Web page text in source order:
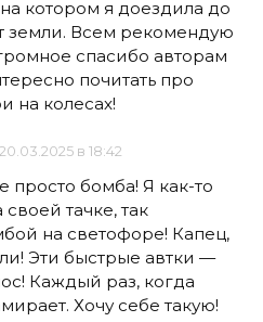
котором я доездила до
земли. Всем рекомендую
спасибо авторам
почитать про
на колесах!
20.03.2025 в 18:42
просто бомба! Я как-то
тачке, так
на светофоре! Капец,
Эти быстрые автки —
Каждый раз, когда
Хочу себе такую!